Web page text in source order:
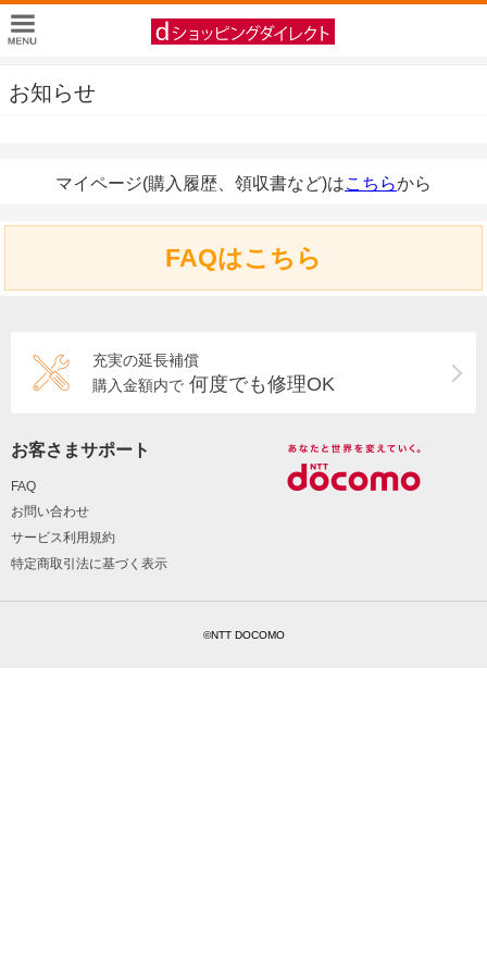
お知らせ
マイページ(購入履歴、領収書など)はこちらから
FAQはこちら
充実の延長補償
購入金額内で 何度でも修理OK
お客さまサポート
FAQ
お問い合わせ
サービス利用規約
特定商取引法に基づく表示
©NTT DOCOMO